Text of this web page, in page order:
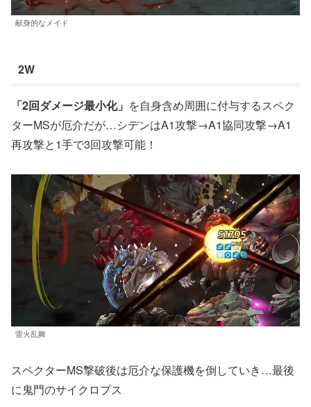
献身的なメイド
2W
「2回ダメージ最小化」 を自身含め周囲に付与するスペク
ターMSが厄介だが…シデンはA1攻撃→A1協同攻撃→A1
再攻撃と1手で3回攻撃可能！
雷火乱舞
スペクターMS撃破後は厄介な保護機を倒していき…最後
に鬼門のサイクロプス